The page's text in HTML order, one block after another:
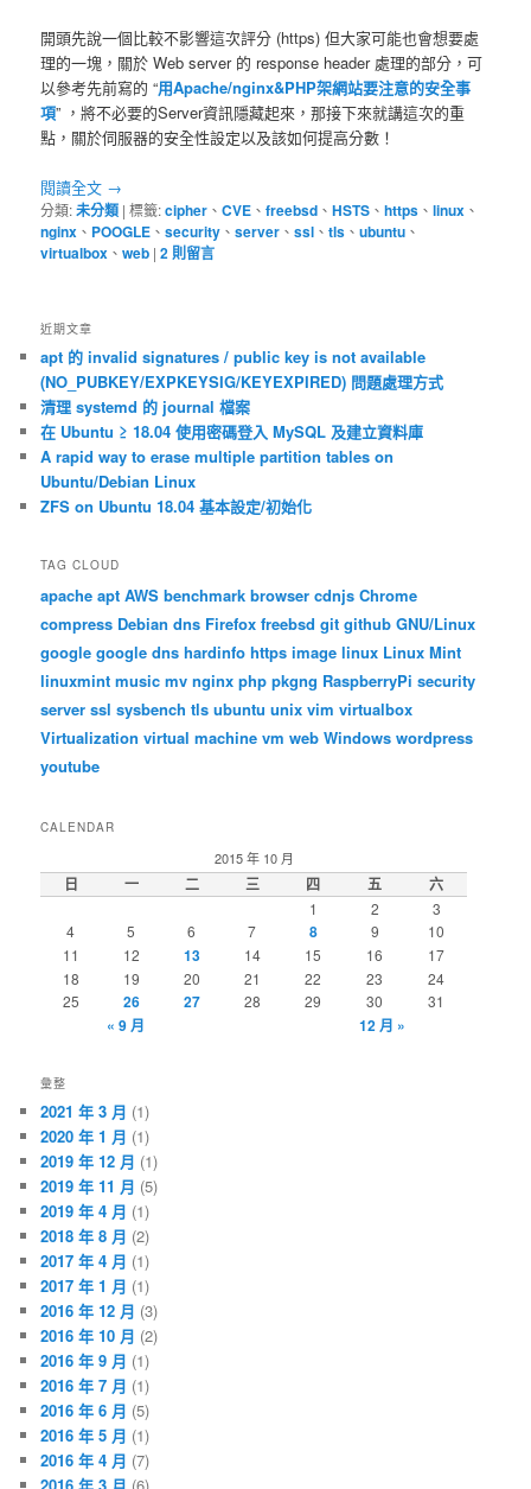
開頭先說一個比較不影響這次評分 (https) 但大家可能也會想要處
理的一塊，關於 Web server 的 response header 處理的部分，可
以參考先前寫的 “用Apache/nginx&PHP架網站要注意的安全事
項” ，將不必要的Server資訊隱藏起來，那接下來就講這次的重
點，關於伺服器的安全性設定以及該如何提高分數！
閱讀全文 →
分類:未分類 |標籤:cipher 、CVE 、freebsd 、HSTS 、https 、linux 、
nginx 、 POOGLE 、security 、server 、ssl 、tls 、ubuntu 、
virtualbox 、web |2則留言
近期文章
apt 的 invalid signatures / public key is not available
(NO_PUBKEY/EXPKEYSIG/KEYEXPIRED) 問題處理方式
清理 systemd 的 journal 檔案
在 Ubuntu ≥ 18.04 使用密碼登入 MySQL 及建立資料庫
A rapid way to erase multiple partition tables on
Ubuntu/Debian Linux
ZFS on Ubuntu 18.04 基本設定/初始化
TAG CLOUD
apache apt AWS benchmark browser cdnjs Chrome
compress Debian dns Firefox freebsd git github GNU/Linux
google google dns hardinfo https image linux Linux Mint
linuxmint music mv nginx php pkgng RaspberryPi security
server ssl sysbench tls ubuntu unix vim virtualbox
Virtualization virtual machine vm web Windows wordpress
youtube
CALENDAR
2015 年 10 月
日 一 二 三 四 五 六
1 2
3
4
5 6 7 8 9
10
11
12 13 14 15 16
17
18
19 20 21 22 23
24
25
26 27 28 29 30 31
« 9 月 12 月 »
彙整
2021 年 3 月 (1)
2020 年 1 月 (1)
2019 年 12 月 (1)
2019 年 11 月 (5)
2019 年 4 月 (1)
2018 年 8 月 (2)
2017 年 4 月 (1)
2017 年 1 月 (1)
2016 年 12 月 (3)
2016 年 10 月 (2)
2016 年 9 月 (1)
2016 年 7 月 (1)
2016 年 6 月 (5)
2016 年 5 月 (1)
2016 年 4 月 (7)